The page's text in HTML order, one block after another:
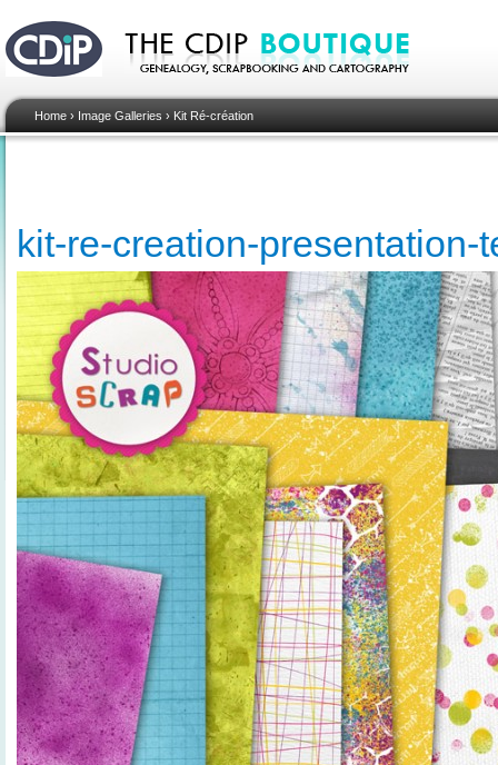
Home › Image Galleries › Kit Ré-création
kit-re-creation-presentation-